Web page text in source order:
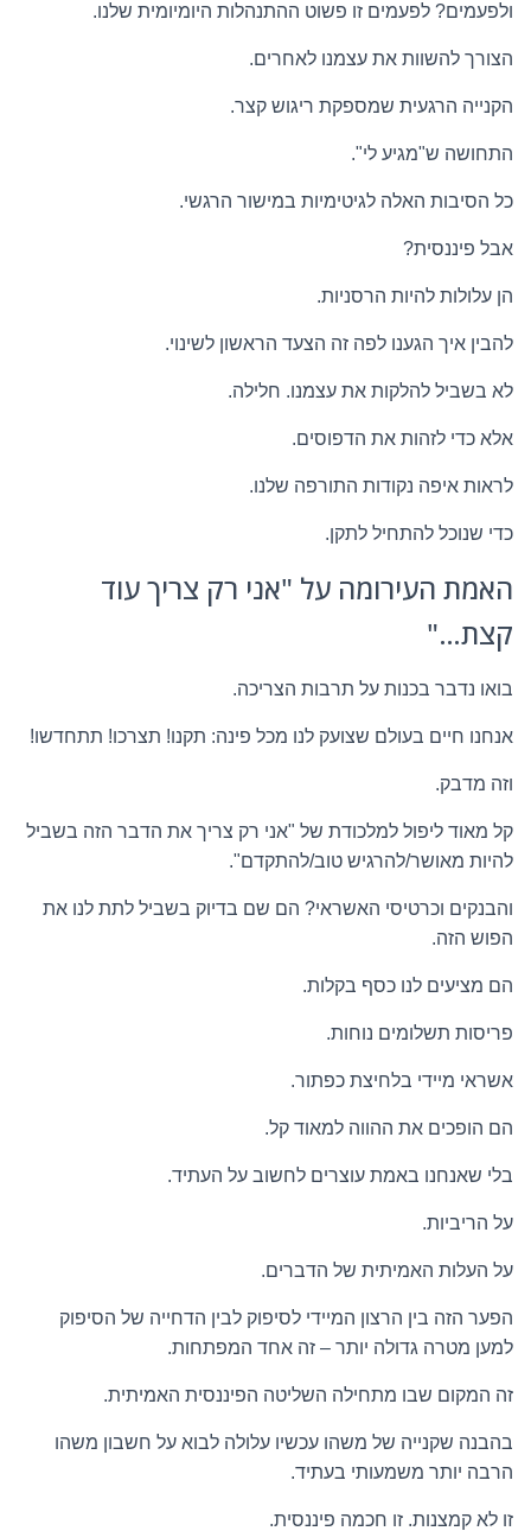
ולפעמים? לפעמים זו פשוט ההתנהלות היומיומית שלנו.
הצורך להשוות את עצמנו לאחרים.
הקנייה הרגעית שמספקת ריגוש קצר.
התחושה ש"מגיע לי".
כל הסיבות האלה לגיטימיות במישור הרגשי.
אבל פיננסית?
הן עלולות להיות הרסניות.
להבין איך הגענו לפה זה הצעד הראשון לשינוי.
לא בשביל להלקות את עצמנו. חלילה.
אלא כדי לזהות את הדפוסים.
לראות איפה נקודות התורפה שלנו.
כדי שנוכל להתחיל לתקן.
האמת העירומה על "אני רק צריך עוד
קצת…"
בואו נדבר בכנות על תרבות הצריכה.
אנחנו חיים בעולם שצועק לנו מכל פינה: תקנו! תצרכו! תתחדשו!
וזה מדבק.
קל מאוד ליפול למלכודת של "אני רק צריך את הדבר הזה בשביל
להיות מאושר/להרגיש טוב/להתקדם".
והבנקים וכרטיסי האשראי? הם שם בדיוק בשביל לתת לנו את
הפוש הזה.
הם מציעים לנו כסף בקלות.
פריסות תשלומים נוחות.
אשראי מיידי בלחיצת כפתור.
הם הופכים את ההווה למאוד קל.
בלי שאנחנו באמת עוצרים לחשוב על העתיד.
על הריביות.
על העלות האמיתית של הדברים.
הפער הזה בין הרצון המיידי לסיפוק לבין הדחייה של הסיפוק
למען מטרה גדולה יותר – זה אחד המפתחות.
זה המקום שבו מתחילה השליטה הפיננסית האמיתית.
בהבנה שקנייה של משהו עכשיו עלולה לבוא על חשבון משהו
הרבה יותר משמעותי בעתיד.
זו לא קמצנות. זו חכמה פיננסית.